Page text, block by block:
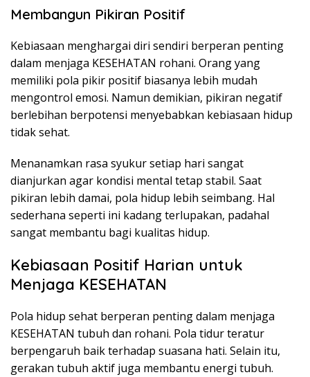
Membangun Pikiran Positif
Kebiasaan menghargai diri sendiri berperan penting
dalam menjaga KESEHATAN rohani. Orang yang
memiliki pola pikir positif biasanya lebih mudah
mengontrol emosi. Namun demikian, pikiran negatif
berlebihan berpotensi menyebabkan kebiasaan hidup
tidak sehat.
Menanamkan rasa syukur setiap hari sangat
dianjurkan agar kondisi mental tetap stabil. Saat
pikiran lebih damai, pola hidup lebih seimbang. Hal
sederhana seperti ini kadang terlupakan, padahal
sangat membantu bagi kualitas hidup.
Kebiasaan Positif Harian untuk
Menjaga KESEHATAN
Pola hidup sehat berperan penting dalam menjaga
KESEHATAN tubuh dan rohani. Pola tidur teratur
berpengaruh baik terhadap suasana hati. Selain itu,
gerakan tubuh aktif juga membantu energi tubuh.